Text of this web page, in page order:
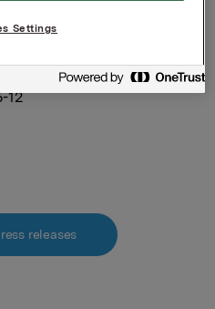
etter
12
releases
Settings